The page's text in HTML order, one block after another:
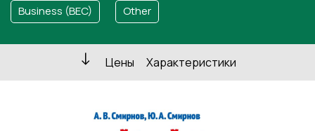
Business (BEC) Other
Цены Характеристики